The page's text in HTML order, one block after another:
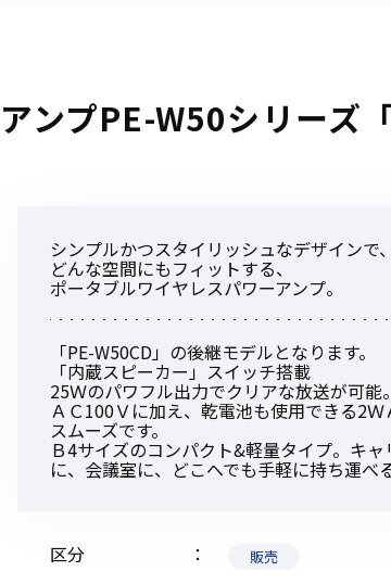
ベルトクリップ
無線機収納・運搬ケース
その他アクセサリー
初めてご利用の方
ンプPE-W50シリーズ
シンプルかつスタイリッシュなデザインで
どんな空間にもフィットする、
ポータブルワイヤレスパワーアンプ。
「PE-W50CD」の後継モデルとなります。
「内蔵スピーカー」スイッチ搭載
25Ｗのパワフル出力でクリアな放送が可能
ＡＣ100Ｖに加え、乾電池も使用できる2
スムーズです。
Ｂ4サイズのコンパクト&軽量タイプ。キ
に、会議室に、どこへでも手軽に持ち運
区分 販売